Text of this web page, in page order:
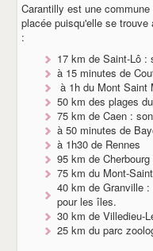
Carantilly est une
placée puisqu'elle se
:
17 km de Saint-Lô :
à 15 minutes de
à 1h du Mont Saint
50 km des plages
75 km de Caen :
à 50 minutes de
à 1h30 de Rennes
95 km de
75 km du Mont-
40 km de Granville
pour les îles.
30 km de Villedieu-
25 km du parc